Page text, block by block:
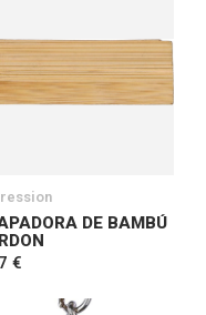
DE BAMBÚ
€